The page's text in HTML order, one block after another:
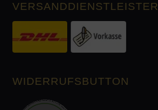
VERSANDDIENSTLEISTER
WIDERRUFSBUTTON